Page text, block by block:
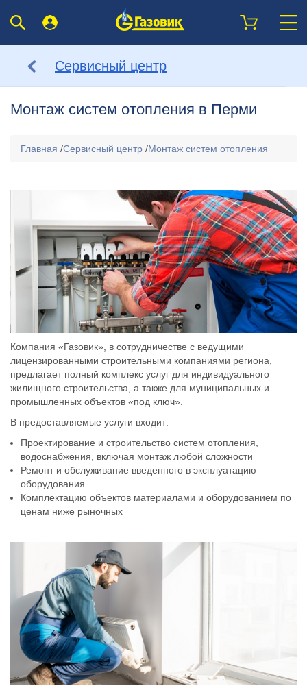
Сервисный центр
Монтаж систем отопления в Перми
Главная /Сервисный центр /Монтаж систем отопления
Компания «Газовик», в сотрудничестве с ведущими
лицензированными строительными компаниями региона,
предлагает полный комплекс услуг для индивидуального
жилищного строительства, а также для муниципальных и
промышленных объектов «под ключ».
В предоставляемые услуги входит:
Проектирование и строительство систем отопления,
водоснабжения, включая монтаж любой сложности
Ремонт и обслуживание введенного в эксплуатацию
оборудования
Комплектацию объектов материалами и оборудованием по
ценам ниже рыночных